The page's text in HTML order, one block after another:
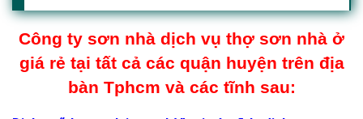
Công ty sơn nhà dịch vụ thợ sơn nhà ở
giá rẻ tại tất cả các quận huyện trên địa
bàn Tphcm và các tĩnh sau: